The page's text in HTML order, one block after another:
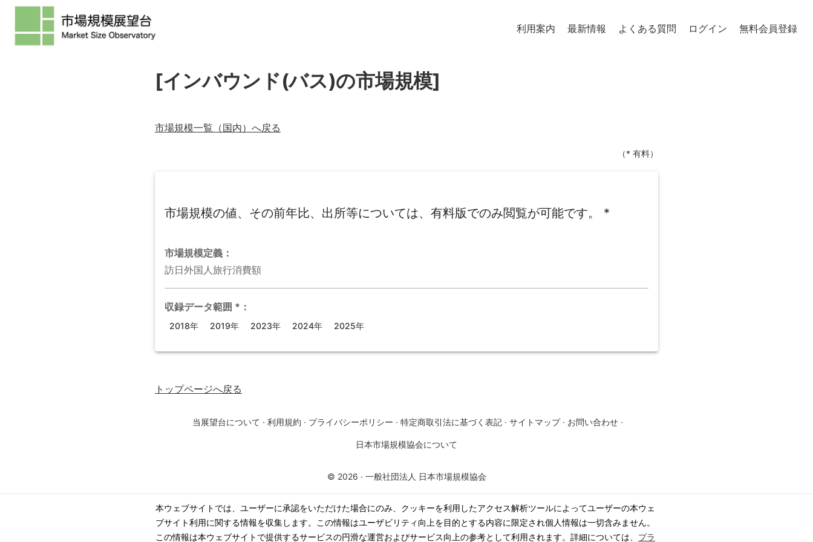
本ウェブサイトでは、ユーザーに承認をいただけた場合にのみ、クッキーを利用したアクセス解析ツールによってユーザーの本ウェ
ブサイト利用に関する情報を収集します。この情報はユーザビリティ向上を目的とする内容に限定され個人情報は一切含みません。
この情報は本ウェブサイトで提供するサービスの円滑な運営およびサービス向上の参考として利用されます。詳細については、 プラ
利用案内 最新情報 よくある質問 ログイン 無料会員登録
[インバウンド(バス)の市場規模]
市場規模一覧（国内）へ戻る
（* 有料）
市場規模の値、その前年比、出所等については、有料版でのみ閲覧が可能です。 *
市場規模定義：
訪日外国人旅行消費額
収録データ範囲 * ：
2018年 2019年 2023年 2024年 2025年
トップページへ戻る
当展望台について · 利用規約 · プライバシーポリシー · 特定商取引法に基づく表記 · サイトマップ · お問い合わせ ·
日本市場規模協会について
© 2026 · 一般社団法人 日本市場規模協会